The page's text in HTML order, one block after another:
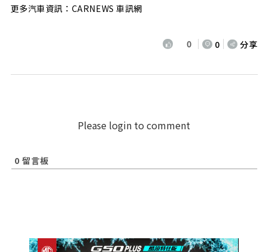
更多汽車資訊：CARNEWS 車訊網
0 0 分享
Please login to comment
0 留言板